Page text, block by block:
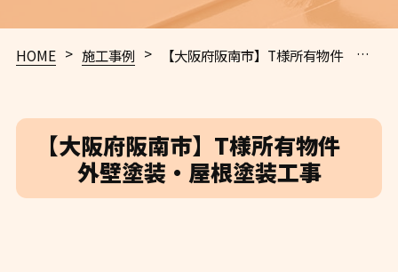
HOME > 施工事例 > 【大阪府阪南市】T様所有物件 外壁塗装・屋根塗装工事
【大阪府阪南市】T様所有物件
外壁塗装・屋根塗装工事